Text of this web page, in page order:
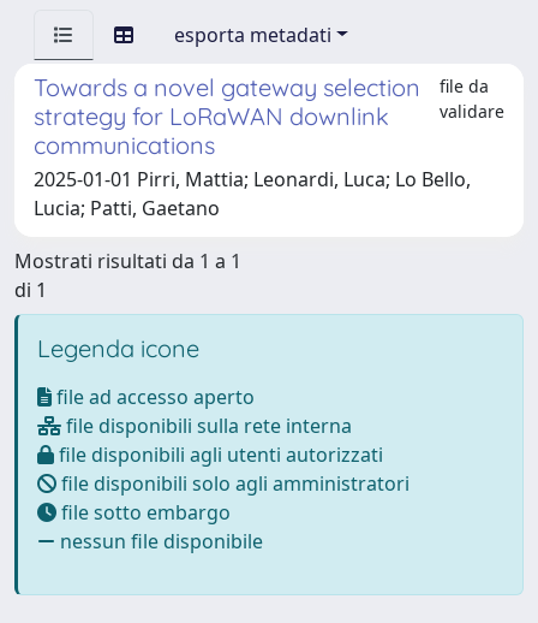
esporta metadati
Towards a novel gateway selection
strategy for LoRaWAN downlink
communications
file da
validare
2025-01-01 Pirri, Mattia; Leonardi, Luca; Lo Bello,
Lucia; Patti, Gaetano
Mostrati risultati da 1 a 1
di 1
Legenda icone
file ad accesso aperto
file disponibili sulla rete interna
file disponibili agli utenti autorizzati
file disponibili solo agli amministratori
file sotto embargo
nessun file disponibile